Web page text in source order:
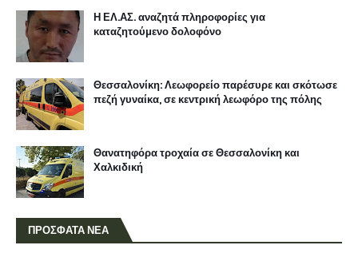
Η ΕΛ.ΑΣ. αναζητά πληροφορίες για
καταζητούμενο δολοφόνο
Θεσσαλονίκη: Λεωφορείο παρέσυρε και σκότωσε
πεζή γυναίκα, σε κεντρική λεωφόρο της πόλης
Θανατηφόρα τροχαία σε Θεσσαλονίκη και
Χαλκιδική
ΠΡΟΣΦΑΤΑ ΝΕΑ